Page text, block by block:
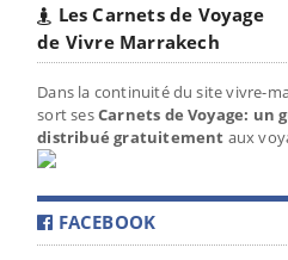
Les Carnets de Voyage
de Vivre Marrakech
Dans la continuité du site vivre-
sort sesCarnets de Voyage:
distribué gratuitement aux
FACEBOOK